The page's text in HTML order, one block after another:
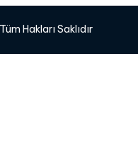
Hakları Saklıdır